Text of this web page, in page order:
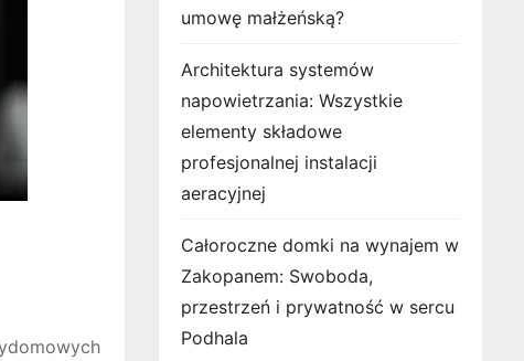
umowę małżeńską?
Architektura systemów
napowietrzania: Wszystkie
elementy składowe
profesjonalnej instalacji
aeracyjnej
Całoroczne domki na wynajem w
Zakopanem: Swoboda,
przestrzeń i prywatność w sercu
Podhala